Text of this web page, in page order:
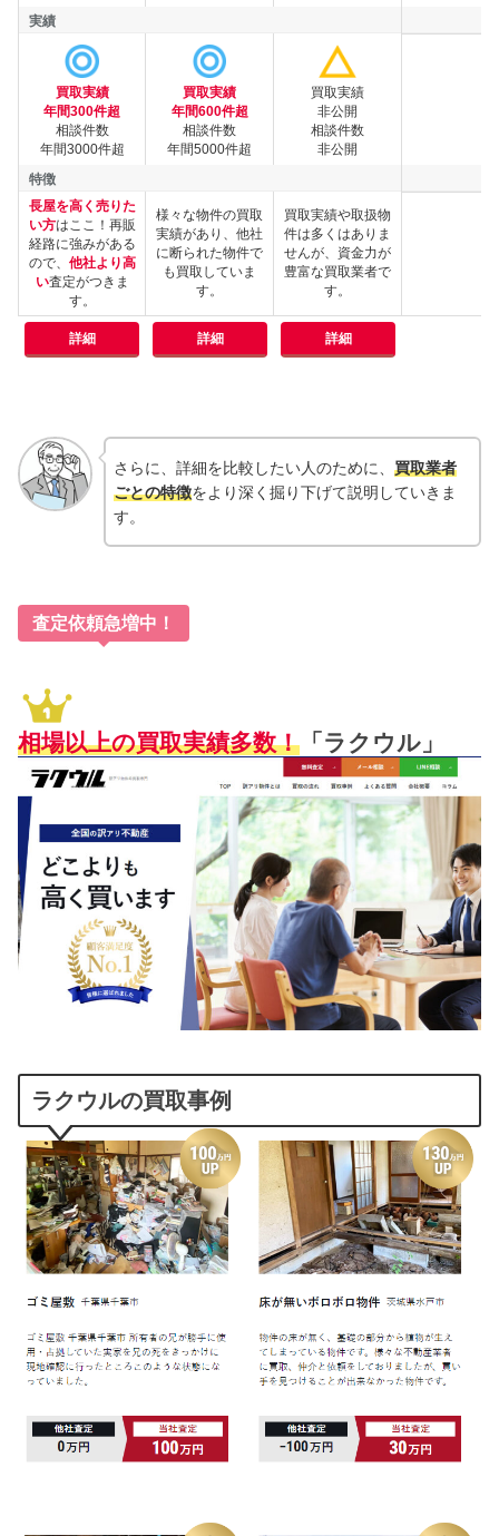
実績
特徴
特徴
買取実績
年間300件超
相談件数
年間3000件超
長屋を高く売りた
い方はここ！再販
経路に強みがある
ので、 他社より高
い査定がつきま
す。
詳細
買取実績
年間600件超
相談件数
年間5000件超
様々な物件の買取
実績があり、他社
に断られた物件で
も買取していま
す。
詳細
買取実績
非公開
相談件数
非公開
買取実績や取扱物
件は多くはありま
せんが、資金力が
豊富な買取業者で
す。
詳細
さらに、詳細を比較したい人のために、 買取業者
ごとの特徴をより深く掘り下げて説明していきま
す。
査定依頼急増中！
相場以上の買取実績多数！ 「ラクウル」
ラクウルの買取事例